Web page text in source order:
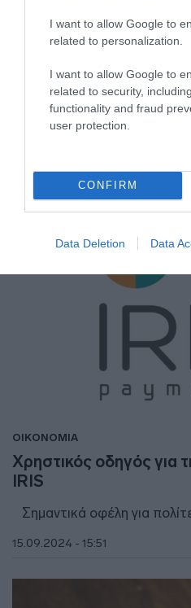
I want to allow Google to
related to personalization.
I want to allow Google to
related to security,
functionality and fraud
user protection.
CONFIRM
Data Deletion Data
μειωμένες χρεώσεις –
κατάλογος των
Τι ισχύει για εμβάσματα
ΟΙΚΟΝΟΜΙΑ
Χρηστικός οδηγός για
IRIS
Σημαντικά οφέλη για
15.09.2024 - 15:51